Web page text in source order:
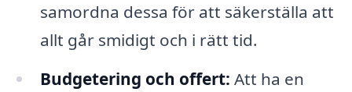
samordna dessa för att säkerställa att
allt går smidigt och i rätt tid.
Budgetering och offert: Att ha en